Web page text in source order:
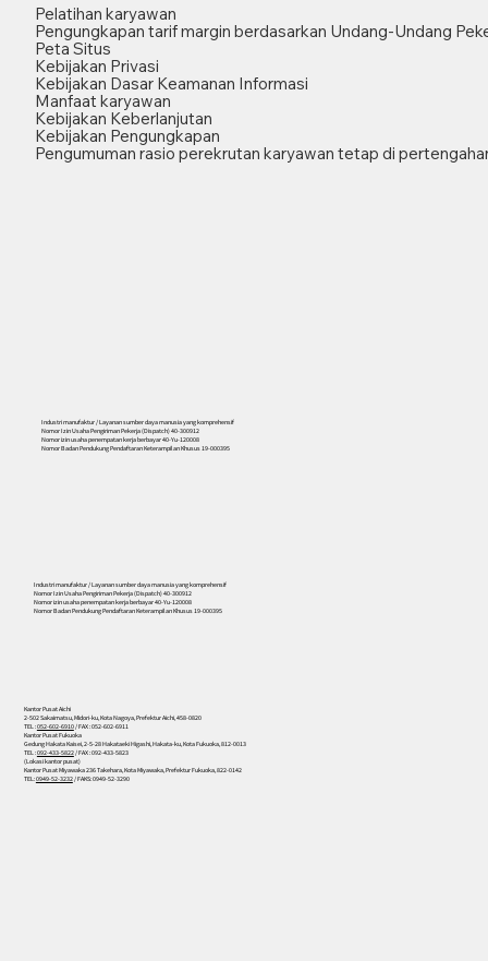
Pelatihan karyawan
Pengungkapan tarif margin berdasarkan Undang-Undang
Peta Situs
Kebijakan Privasi
Kebijakan Dasar Keamanan Informasi
Manfaat karyawan
Kebijakan Keberlanjutan
Kebijakan Pengungkapan
Pengumuman rasio perekrutan karyawan tetap di
Industri manufaktur / Layanan sumber daya manusia yang komprehensif
Nomor Izin Usaha Pengiriman Pekerja (Dispatch) 40-300912
Nomor izin usaha penempatan kerja berbayar 40-Yu-120008
Nomor Badan Pendukung Pendaftaran Keterampilan Khusus 19-000395
Industri manufaktur / Layanan sumber daya manusia yang komprehensif
Nomor Izin Usaha Pengiriman Pekerja (Dispatch) 40-300912
Nomor izin usaha penempatan kerja berbayar 40-Yu-120008
Nomor Badan Pendukung Pendaftaran Keterampilan Khusus 19-000395
Kantor Pusat Aichi
2-502 Sakaimatsu, Midori-ku, Kota Nagoya, Prefektur Aichi, 458-0820
TEL :052-602-6910/ FAX : 052-602-6911
Kantor Pusat Fukuoka
Gedung Hakata Kaisei, 2-5-28 Hakataeki Higashi, Hakata-ku, Kota Fukuoka, 812-0013
TEL :092-433-5822/ FAX : 092-433-5823
(Lokasi kantor pusat)
Kantor Pusat Miyawaka 236 Takehara, Kota Miyawaka, Prefektur Fukuoka, 822-0142
TEL:0949-52-3232/ FAKS: 0949-52-3290